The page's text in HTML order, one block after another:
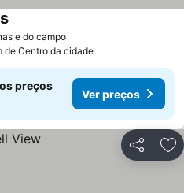
e do campo
de Centro da cidade
preços
Ver preços
Partilhar